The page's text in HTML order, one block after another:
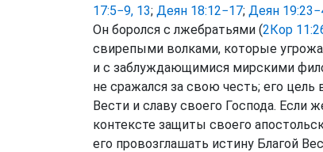
17:5−9, 13; Деян 18:12−17; Деян
Он боролся с лжебратьями (2Кор
свирепыми волками, которые
и с заблуждающимися мирскими
не сражался за свою честь; его
Вести и славу своего Господа. Если
контексте защиты своего
его провозглашать истину Благой